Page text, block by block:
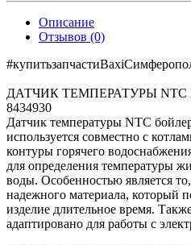
Описание
Отзывов (0)
ДАТЧИК ТЕМПЕРАТУРЫ NTC
8434930
Датчик температуры NTC
используется совместно с
контуры горячего
для определения температуры
воды. Особенностью является
надежного материала, который
изделие длительное время.
адаптировано для работы с